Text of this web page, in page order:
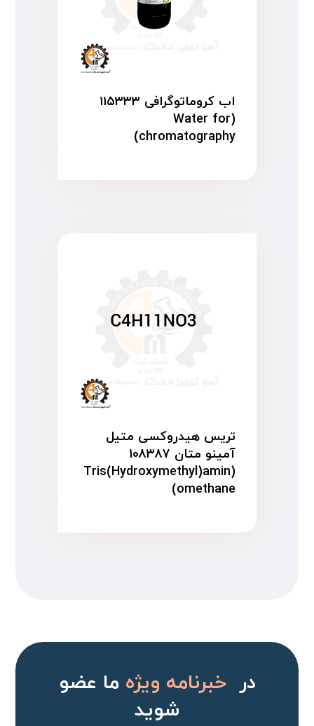
اب کروماتوگرافی ۱۱۵۳۳۳
(Water for
chromatography)
تریس هیدروکسی متیل
آمینو متان ۱۰۸۳۸۷
(Tris(Hydroxymethyl)amin
omethane)
درخبرنامه ویژهما عضو
شوید